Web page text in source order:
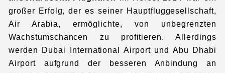
großer Erfolg, der es seiner Hauptfluggesellschaft,
Air Arabia, ermöglichte, von unbegrenzten
Wachstumschancen zu profitieren. Allerdings
werden Dubai International Airport und Abu Dhabi
Airport aufgrund der besseren Anbindung an